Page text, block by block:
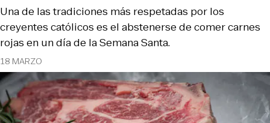
18 MARZO
Una de las tradiciones más respetadas por los
creyentes católicos es el abstenerse de comer carnes
rojas en un día de la Semana Santa.